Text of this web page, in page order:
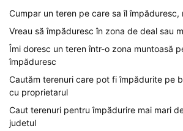
Cumpar un teren pe care sa îl
Vreau să împăduresc în zona de deal sau
Îmi doresc un teren într-o zona muntoasă
împăduresc
Cautăm terenuri care pot fi împădurite pe
cu proprietarul
Caut terenuri pentru împădurire mai mari
judetul